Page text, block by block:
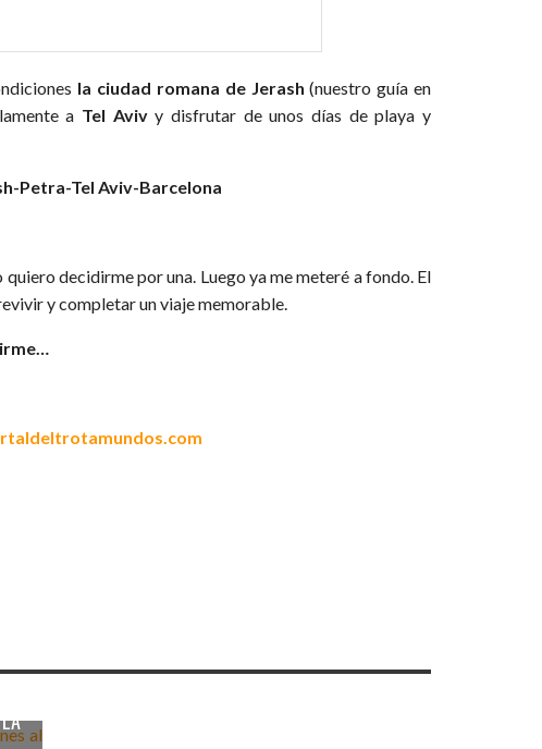
la ciudad romana de Jerash (nuestro guía en
a Tel Avivy disfrutar de unos días de playa y
Petra-Tel Aviv-Barcelona
decidirme por una. Luego ya me meteré a fondo. El
y completar un viaje memorable.